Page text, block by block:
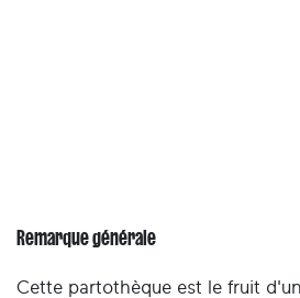
Remarque générale
Cette partothèque est le fruit